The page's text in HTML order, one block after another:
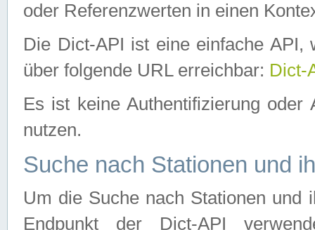
oder Referenzwerten in einen
Die Dict-API ist eine einfache API,
über folgende URL erreichbar: Dict-
Es ist keine Authentifizierung
nutzen.
Suche nach Stationen und
Um die Suche nach Stationen und
Endpunkt der Dict-API